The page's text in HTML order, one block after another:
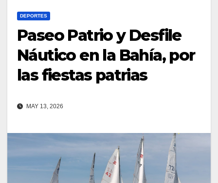
DEPORTES
Paseo Patrio y Desfile
Náutico en la Bahía, por
las fiestas patrias
MAY 13, 2026